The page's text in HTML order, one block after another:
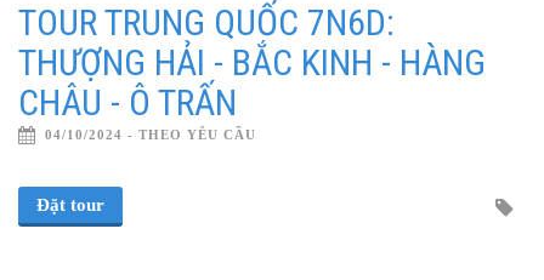
TOUR TRUNG QUỐC 7N6D:
THƯỢNG HẢI - BẮC KINH - HÀNG
CHÂU - Ô TRẤN
04/10/2024 - THEO YÊU CẦU
Đặt tour